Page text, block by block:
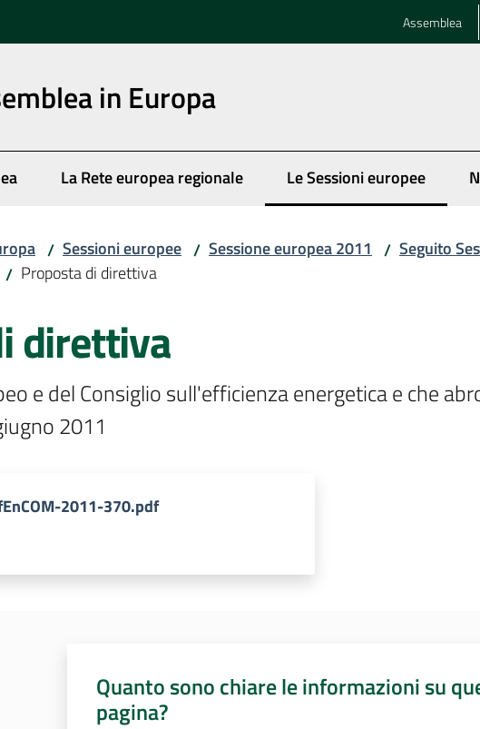
Assemblea
in Europa
La Rete europea regionale Le Sessioni europee
Menu selezionato
/ Sessioni europee / Sessione europea 2011 / Seguito
/ Proposta di direttiva
direttiva
e del Consiglio sull'efficienza energetica e che
2011
2011-370.pdf
Quanto sono chiare le informazioni su
pagina?